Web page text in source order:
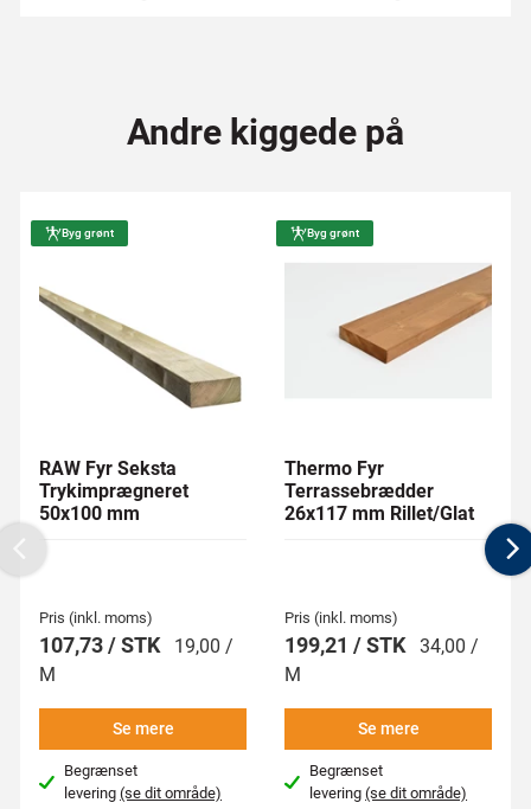
Andre kiggede på
Byg grønt
RAW Fyr Seksta
Trykimprægneret
50x100 mm
Pris (inkl. moms)
107,73 / STK
19,00 /
M
Se mere
Begrænset
levering(se dit område)
Byg grønt
Thermo Fyr
Terrassebrædder
26x117 mm Rillet/Glat
Pris (inkl. moms)
199,21 / STK 34,00 /
M
Se mere
Begrænset
levering(se dit område)
Previous